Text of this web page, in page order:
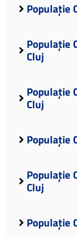
Populație
Populație
Cluj
Populație
Cluj
Populație
Populație
Cluj
Populație